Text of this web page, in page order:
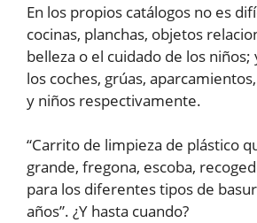
En los propios catálogos no es
cocinas, planchas, objetos
belleza o el cuidado de los
los coches, grúas,
y niños respectivamente.
“Carrito de limpieza de plástico
grande, fregona, escoba,
para los diferentes tipos de
años”. ¿Y hasta cuando?